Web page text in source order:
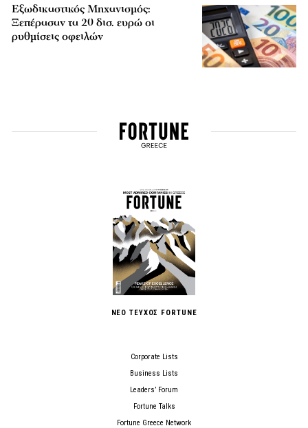
Εξωδικαστικός Μηχανισμός:
Ξεπέρασαν τα 20 δισ. ευρώ οι
ρυθμίσεις οφειλών
ΝΕΟ ΤΕΥΧΟΣ FORTUNE
Corporate Lists
Business Lists
Leaders’ Forum
Fortune Talks
Fortune Greece Network